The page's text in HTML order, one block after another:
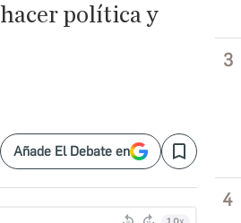
política y
Añade El Debate en Save